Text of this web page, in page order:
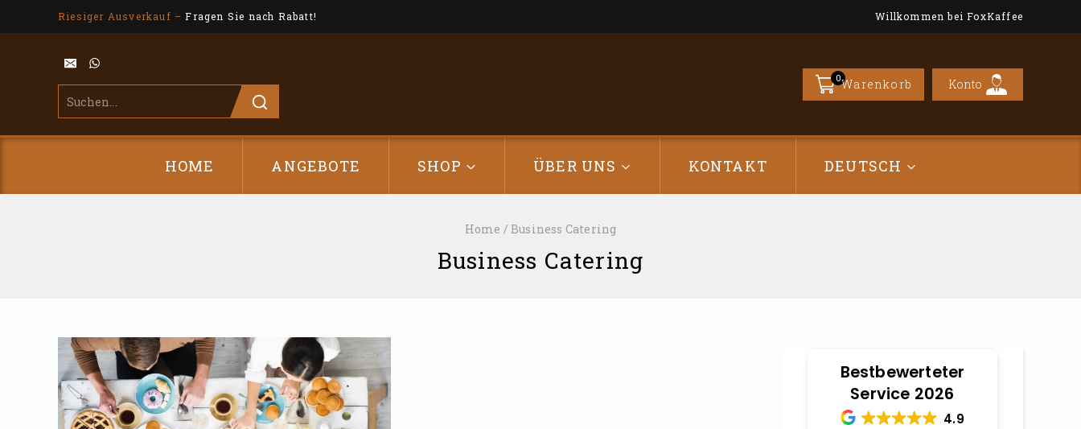
Riesiger Ausverkauf –Fragen Sie nach Rabatt! Willkommen bei FoxKaffee
0Warenkorb Konto
HOME ANGEBOTE SHOP ÜBER UNS KONTAKT DEUTSCH
Home / Business Catering
Business Catering
Bestbewerteter
Service 2026
4.9